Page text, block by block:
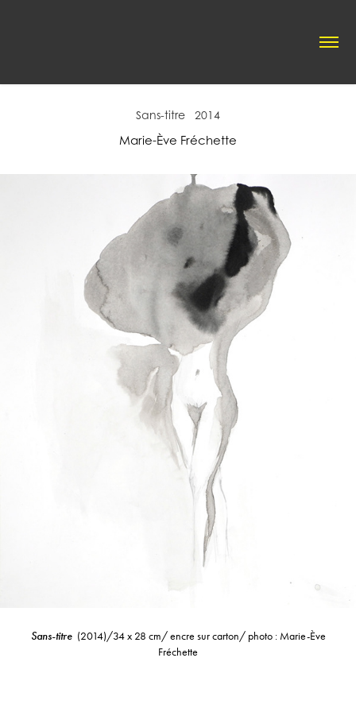
Sans-titre   2014
Marie-Ève Fréchette
Sans-titre(2014)/34 x 28 cm/ encre sur carton/ photo : Marie-Ève
Fréchette